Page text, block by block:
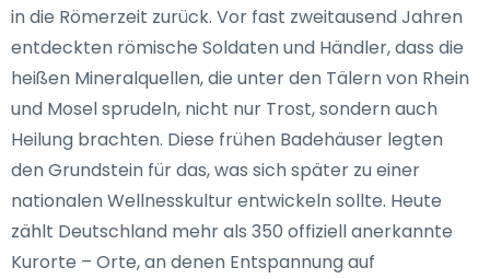
in die Römerzeit zurück. Vor fast zweitausend Jahren
entdeckten römische Soldaten und Händler, dass die
heißen Mineralquellen, die unter den Tälern von Rhein
und Mosel sprudeln, nicht nur Trost, sondern auch
Heilung brachten. Diese frühen Badehäuser legten
den Grundstein für das, was sich später zu einer
nationalen Wellnesskultur entwickeln sollte. Heute
zählt Deutschland mehr als 350 offiziell anerkannte
Kurorte – Orte, an denen Entspannung auf